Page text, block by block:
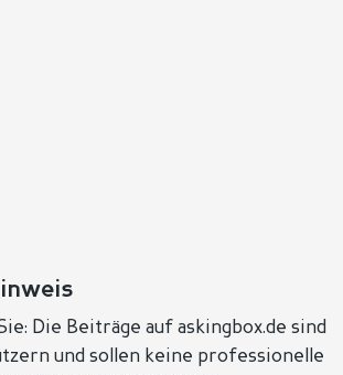
Die Beiträge auf askingbox.de sind
und sollen keine professionelle